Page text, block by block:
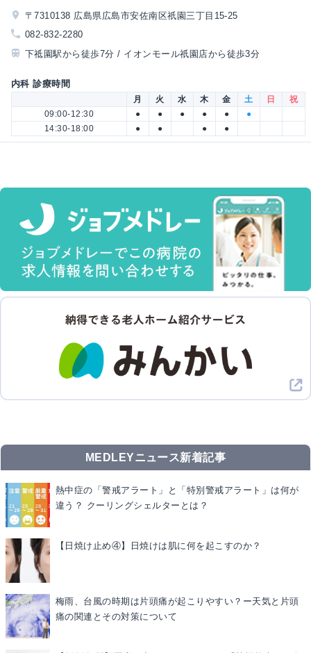
〒7310138 広島県広島市安佐南区祇園三丁目15-25
082-832-2280
下祗園駅から徒歩7分 / イオンモール祇園店から徒歩3分
内科 診療時間
月 火 水 木 金 土 日
祝
09:00-12:30
● ● ● ● ●
●
14:30-18:00
● ● ● ●
MEDLEYニュース新着記事
熱中症の「警戒アラート」と「特別警戒アラート」は何が
違う？ クーリングシェルターとは？
【日焼け止め④】日焼けは肌に何を起こすのか？
梅雨、台風の時期は片頭痛が起こりやすい？ー天気と片頭
痛の関連とその対策について